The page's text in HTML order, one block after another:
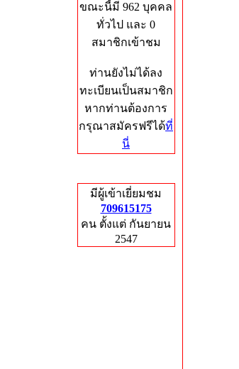
ขณะนี้มี 962 บุคคล
ทั่วไป และ 0
สมาชิกเข้าชม
ท่านยังไม่ได้ลง
ทะเบียนเป็นสมาชิก
หากท่านต้องการ
กรุณาสมัครฟรีได้ที่
นี่
มีผู้เข้าเยี่ยมชม
709615175
คน ตั้งแต่ กันยายน
2547